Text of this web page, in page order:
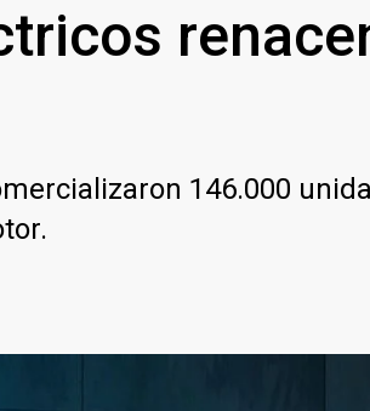
146.000